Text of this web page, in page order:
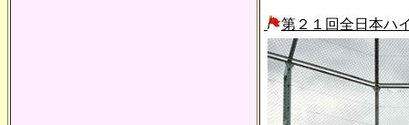
第２１回全日本ハ